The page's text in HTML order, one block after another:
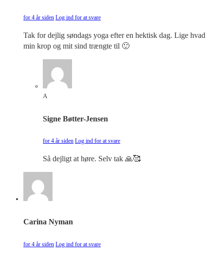
for 4 år siden Log ind for at svare
Tak for dejlig søndags yoga efter en hektisk dag. Lige hvad
min krop og mit sind trængte til 🙂
A
Signe Bøtter-Jensen
for 4 år siden Log ind for at svare
Så dejligt at høre. Selv tak 🙏🥰
Carina Nyman
for 4 år siden Log ind for at svare